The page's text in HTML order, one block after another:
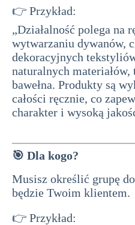
👉 Przykład:
„Działalność polega na
wytwarzaniu dywanów,
dekoracyjnych
naturalnych materiałów,
bawełna. Produkty są
całości ręcznie, co
charakter i wysoką
🎯 Dla kogo?
Musisz określić grupę
będzie Twoim klientem.
👉 Przykład: